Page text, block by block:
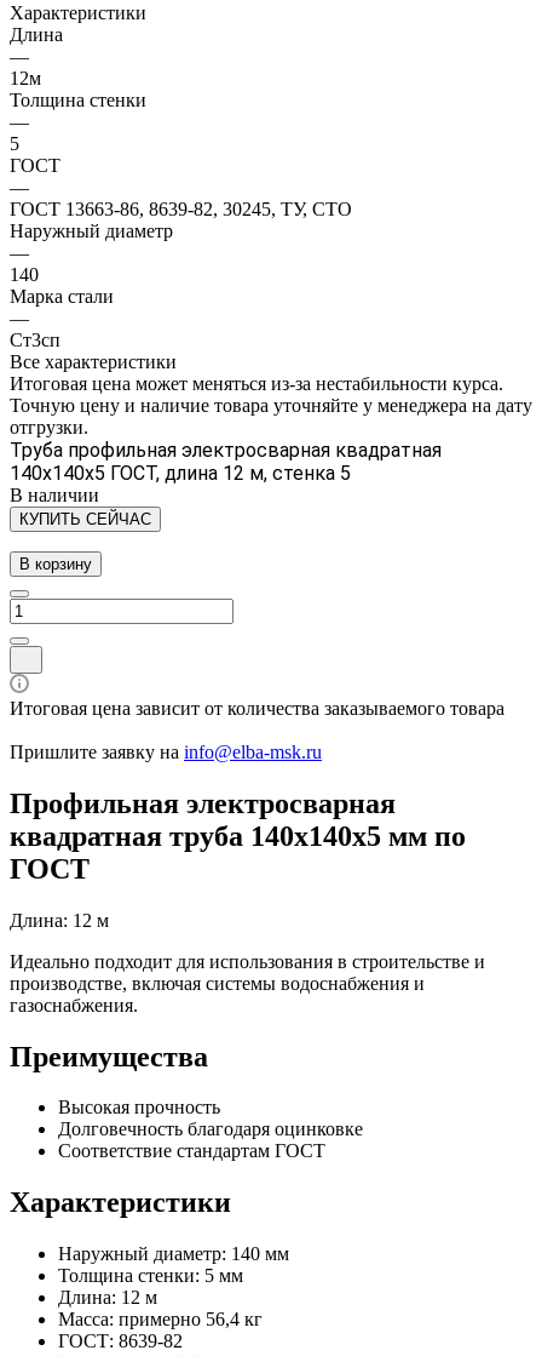
Характеристики
Длина
—
12м
Толщина стенки
—
5
ГОСТ
—
ГОСТ 13663-86, 8639-82, 30245, ТУ, СТО
Наружный диаметр
—
140
Марка стали
—
Ст3сп
Все характеристики
Итоговая цена может меняться из-за нестабильности курса.
Точную цену и наличие товара уточняйте у менеджера на дату
отгрузки.
Труба профильная электросварная квадратная
140х140х5 ГОСТ, длина 12 м, стенка 5
В наличии
КУПИТЬ СЕЙЧАС
В корзину
Итоговая цена зависит от количества заказываемого товара
Пришлите заявку на info@elba-msk.ru
Профильная электросварная
квадратная труба 140х140х5 мм по
ГОСТ
Длина: 12 м
Идеально подходит для использования в строительстве и
производстве, включая системы водоснабжения и
газоснабжения.
Преимущества
Высокая прочность
Долговечность благодаря оцинковке
Соответствие стандартам ГОСТ
Характеристики
Наружный диаметр: 140 мм
Толщина стенки: 5 мм
Длина: 12 м
Масса: примерно 56,4 кг
ГОСТ: 8639-82